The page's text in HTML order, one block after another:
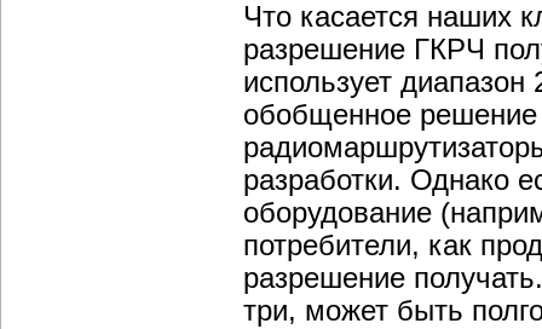
Что касается наших
разрешение ГКРЧ
использует
обобщенное решение
разработки. Однако
оборудование
потребители, как
разрешение
три, может быть